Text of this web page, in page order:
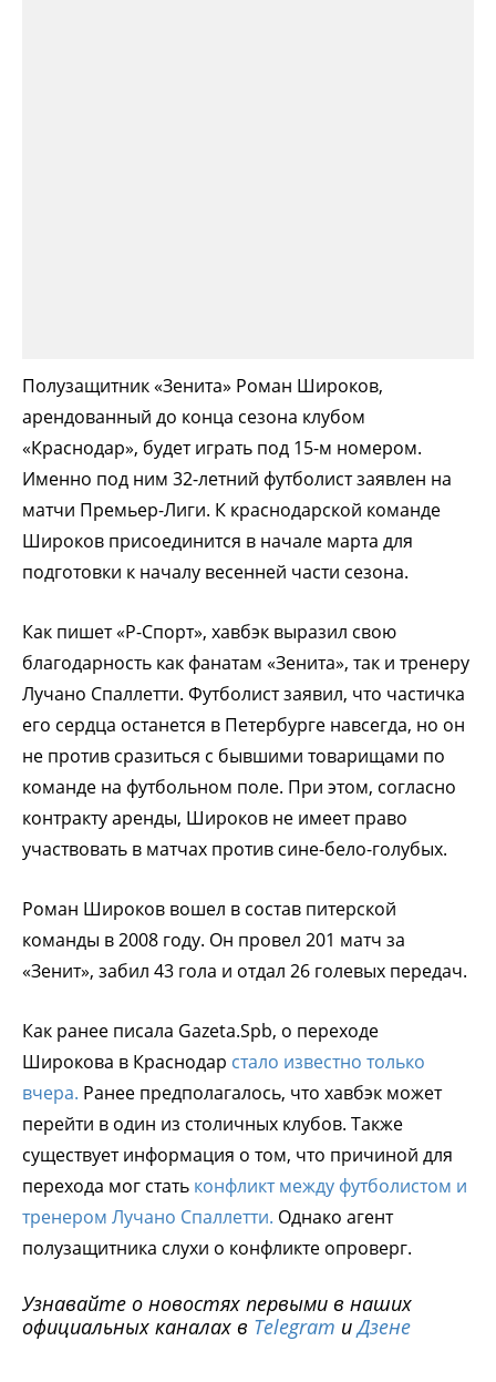
Полузащитник «Зенита» Роман Широков,
арендованный до конца сезона клубом
«Краснодар», будет играть под 15-м номером.
Именно под ним 32-летний футболист заявлен на
матчи Премьер-Лиги. К краснодарской команде
Широков присоединится в начале марта для
подготовки к началу весенней части сезона.
Как пишет «Р-Спорт», хавбэк выразил свою
благодарность как фанатам «Зенита», так и тренеру
Лучано Спаллетти. Футболист заявил, что частичка
его сердца останется в Петербурге навсегда, но он
не против сразиться с бывшими товарищами по
команде на футбольном поле. При этом, согласно
контракту аренды, Широков не имеет право
участвовать в матчах против сине-бело-голубых.
Роман Широков вошел в состав питерской
команды в 2008 году. Он провел 201 матч за
«Зенит», забил 43 гола и отдал 26 голевых передач.
Как ранее писала Gazeta.Spb, о переходе
Широкова в Краснодар стало известно только
вчера. Ранее предполагалось, что хавбэк может
перейти в один из столичных клубов. Также
существует информация о том, что причиной для
перехода мог стать конфликт между футболистом и
тренером Лучано Спаллетти. Однако агент
полузащитника слухи о конфликте опроверг.
Узнавайте о новостях первыми в наших
официальных каналах в Telegram иДзене